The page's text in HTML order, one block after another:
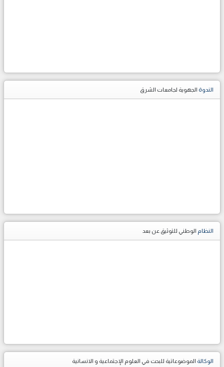
الندوة الجهوية لجامعات الشرق
النظام الوطني للتوثيق عن بعد
الوكالة الموضوعاتية للبحث في العلوم الإجتماعية و الانسانية